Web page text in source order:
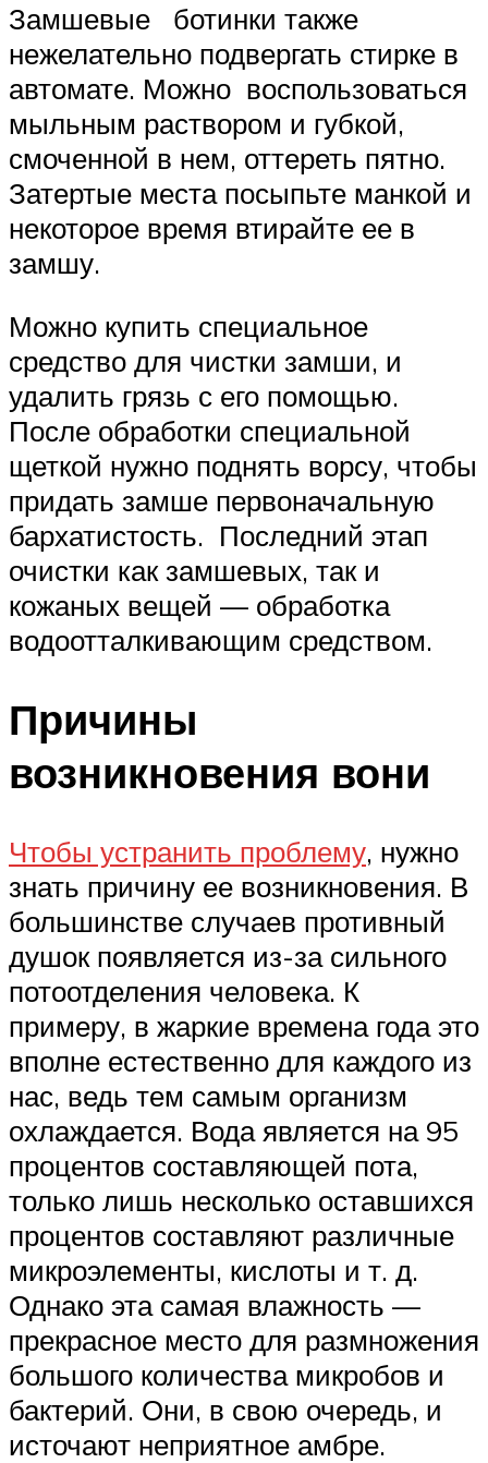
Замшевые ботинки также
нежелательно подвергать стирке в
автомате. Можно воспользоваться
мыльным раствором и губкой,
смоченной в нем, оттереть пятно.
Затертые места посыпьте манкой и
некоторое время втирайте ее в
замшу.
Можно купить специальное
средство для чистки замши, и
удалить грязь с его помощью.
После обработки специальной
щеткой нужно поднять ворсу, чтобы
придать замше первоначальную
бархатистость. Последний этап
очистки как замшевых, так и
кожаных вещей — обработка
водоотталкивающим средством.
Причины
возникновения вони
Чтобы устранить проблему, нужно
знать причину ее возникновения. В
большинстве случаев противный
душок появляется из-за сильного
потоотделения человека. К
примеру, в жаркие времена года это
вполне естественно для каждого из
нас, ведь тем самым организм
охлаждается. Вода является на 95
процентов составляющей пота,
только лишь несколько оставшихся
процентов составляют различные
микроэлементы, кислоты и т. д.
Однако эта самая влажность —
прекрасное место для размножения
большого количества микробов и
бактерий. Они, в свою очередь, и
источают неприятное амбре.